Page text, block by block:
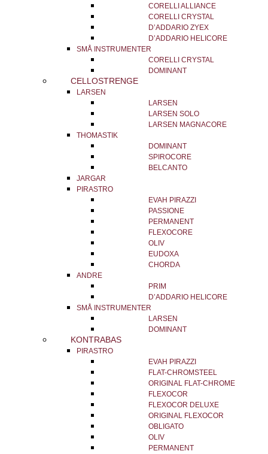
CORELLI ALLIANCE
CORELLI CRYSTAL
D’ADDARIO ZYEX
D’ADDARIO HELICORE
SMÅ INSTRUMENTER
CORELLI CRYSTAL
DOMINANT
CELLOSTRENGE
LARSEN
LARSEN
LARSEN SOLO
LARSEN MAGNACORE
THOMASTIK
DOMINANT
SPIROCORE
BELCANTO
JARGAR
PIRASTRO
EVAH PIRAZZI
PASSIONE
PERMANENT
FLEXOCORE
OLIV
EUDOXA
CHORDA
ANDRE
PRIM
D’ADDARIO HELICORE
SMÅ INSTRUMENTER
LARSEN
DOMINANT
KONTRABAS
PIRASTRO
EVAH PIRAZZI
FLAT-CHROMSTEEL
ORIGINAL FLAT-CHROME
FLEXOCOR
FLEXOCOR DELUXE
ORIGINAL FLEXOCOR
OBLIGATO
OLIV
PERMANENT